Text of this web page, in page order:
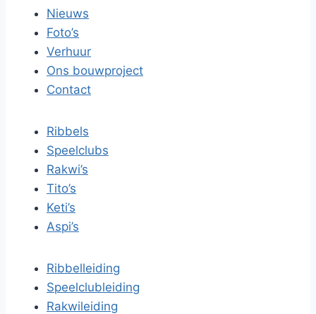
Nieuws
Foto’s
Verhuur
Ons bouwproject
Contact
Ribbels
Speelclubs
Rakwi’s
Tito’s
Keti’s
Aspi’s
Ribbelleiding
Speelclubleiding
Rakwileiding